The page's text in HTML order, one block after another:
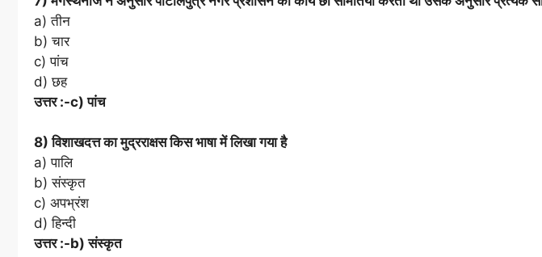
a) तीन
b) चार
c) पांच
d) छह
उत्तर :-c) पांच
8) विशाखदत्त का मुद्रराक्षस किस भाषा में लिखा गया है
a) पालि
b) संस्कृत
c) अपभ्रंश
d) हिन्दी
उत्तर :-b) संस्कृत